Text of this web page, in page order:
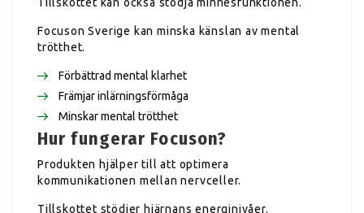
Focuson Sverige kan minska känslan av mental
trötthet.
Förbättrad mental klarhet
Främjar inlärningsförmåga
Minskar mental trötthet
Hur fungerar Focuson?
Produkten hjälper till att optimera
kommunikationen mellan nervceller.
Tillskottet stödjer hjärnans energinivåer.